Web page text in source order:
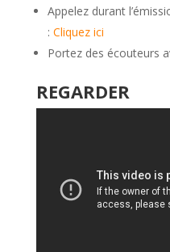
Appelez durant
: Cliquez ici
Portez des écouteurs
REGARDER